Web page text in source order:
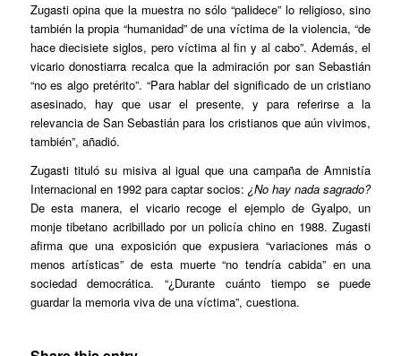
Zugasti opina que la muestra no sólo “palidece” lo religioso, sino
también la propia “humanidad” de una víctima de la violencia, “de
hace diecisiete siglos, pero víctima al fin y al cabo”. Además, el
vicario donostiarra recalca que la admiración por san Sebastián
“no es algo pretérito”. “Para hablar del significado de un cristiano
asesinado, hay que usar el presente, y para referirse a la
relevancia de San Sebastián para los cristianos que aún vivimos,
también”, añadió.
Zugasti tituló su misiva al igual que una campaña de Amnistía
Internacional en 1992 para captar socios:¿No hay nada sagrado?
De esta manera, el vicario recoge el ejemplo de Gyalpo, un
monje tibetano acribillado por un policía chino en 1988. Zugasti
afirma que una exposición que expusiera “variaciones más o
menos artísticas” de esta muerte “no tendría cabida” en una
sociedad democrática. “¿Durante cuánto tiempo se puede
guardar la memoria viva de una víctima”, cuestiona.